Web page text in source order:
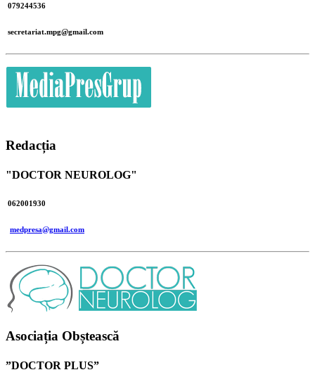
079244536
secretariat.mpg@gmail.com
Redacția
"DOCTOR NEUROLOG"
062001930
medpresa@gmail.com
Asociația Obștească
”DOCTOR PLUS”